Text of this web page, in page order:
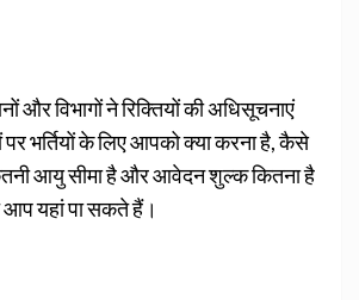
और विभागों ने रिक्तियों की अधिसूचनाएं
पर भर्तियों के लिए आपको क्या करना है, कैसे
आयु सीमा है और आवेदन शुल्क कितना है
आप यहां पा सकते हैं।